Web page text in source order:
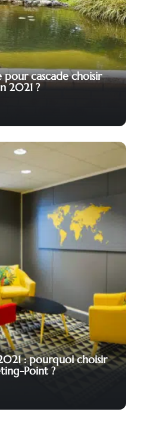
cascade choisir
2021 ?
: pourquoi choisir
Point ?